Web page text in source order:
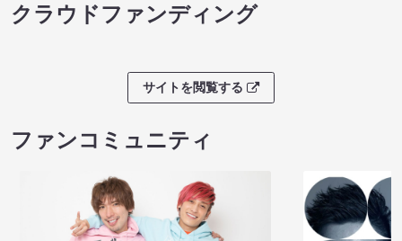
08/08 08:30 開場 09:00 開演
サイトを閲覧する